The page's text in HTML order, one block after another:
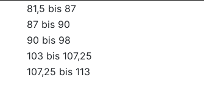
81,5 bis 87
87 bis 90
90 bis 98
103 bis 107,25
107,25 bis 113